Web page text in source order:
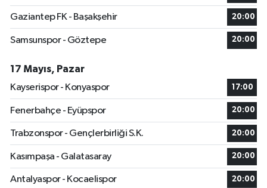
Gaziantep FK - Başakşehir 20:00
Samsunspor - Göztepe 20:00
17 Mayıs, Pazar
Kayserispor - Konyaspor
17:00
Fenerbahçe - Eyüpspor 20:00
Trabzonspor - Gençlerbirliği S.K. 20:00
Kasımpaşa - Galatasaray 20:00
Antalyaspor - Kocaelispor 20:00